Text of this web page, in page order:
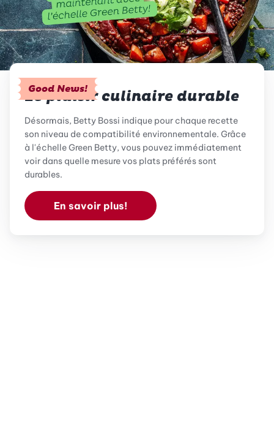
Good News!
Le plaisir culinaire durable
Désormais, Betty Bossi indique pour chaque recette
son niveau de compatibilité environnementale. Grâce
à l'échelle Green Betty, vous pouvez immédiatement
voir dans quelle mesure vos plats préférés sont
durables.
En savoir plus!